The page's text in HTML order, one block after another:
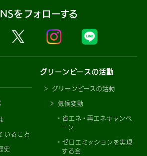
をフォローする
いること
史
グリーンピースの活動
グリーンピースの活動
気候変動
省エネ・再エネキャンペ
ーン
ゼロエミッションを実現
する会